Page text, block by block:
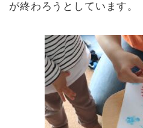
が終わろうとしています。